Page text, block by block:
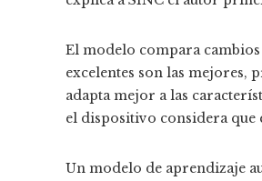
El modelo compara
excelentes son las mejores,
adapta mejor a las
el dispositivo considera que
Un modelo de aprendizaje